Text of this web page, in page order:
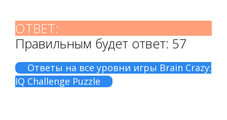
ОТВЕТ:
Правильным будет ответ: 57
Ответы на все уровни игры Brain Crazy:
IQ Challenge Puzzle